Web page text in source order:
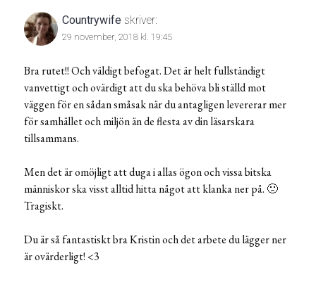
Countrywife skriver:
29 november, 2018 kl. 19:45
Bra rutet!! Och väldigt befogat. Det är helt fullständigt
vanvettigt och ovärdigt att du ska behöva bli ställd mot
väggen för en sådan småsak när du antagligen levererar mer
för samhället och miljön än de flesta av din läsarskara
tillsammans.
Men det är omöjligt att duga i allas ögon och vissa bitska
människor ska visst alltid hitta något att klanka ner på. 🙁
Tragiskt.
Du är så fantastiskt bra Kristin och det arbete du lägger ner
är ovärderligt! <3